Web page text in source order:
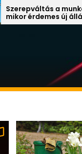
világában:
állás után nézni?